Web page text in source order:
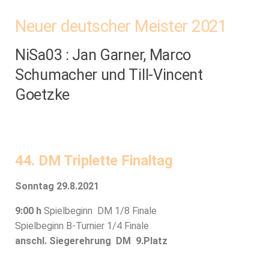
Neuer deutscher Meister 2021
NiSa03 : Jan Garner, Marco
Schumacher und Till-Vincent
Goetzke
44. DM Triplette Finaltag
Sonntag 29.8.2021
9:00 h Spielbeginn DM 1/8 Finale
Spielbeginn B-Turnier 1/4 Finale
anschl. Siegerehrung DM 9.Platz